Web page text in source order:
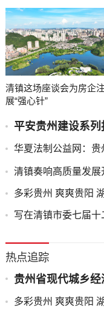
清镇这场座谈会为房企
展“强心针”
平安贵州建设系列
华夏法制公益网：
清镇奏响高质量发展
多彩贵州 爽爽贵阳
写在清镇市委七届
热点追踪
贵州省现代城乡
文旅交流会的通知
多